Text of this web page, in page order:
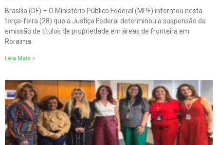
Brasília (DF) – O Ministério Público Federal (MPF) informou nesta
terça-feira (28) que a Justiça Federal determinou a suspensão da
emissão de títulos de propriedade em áreas de fronteira em
Roraima.
Leia Mais »